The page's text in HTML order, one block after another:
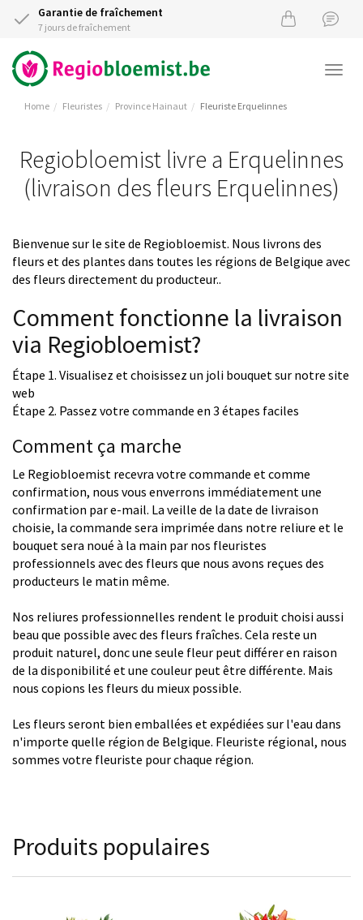
Garantie de fraîchement
7 jours de fraîchement
Home Fleuristes Province Hainaut Fleuriste Erquelinnes
Regiobloemist livre a Erquelinnes
(livraison des fleurs Erquelinnes)
Bienvenue sur le site de Regiobloemist. Nous livrons des
fleurs et des plantes dans toutes les régions de Belgique avec
des fleurs directement du producteur..
Comment fonctionne la livraison
via Regiobloemist?
Étape 1. Visualisez et choisissez un joli bouquet sur notre site
web
Étape 2. Passez votre commande en 3 étapes faciles
Comment ça marche
Le Regiobloemist recevra votre commande et comme
confirmation, nous vous enverrons immédiatement une
confirmation par e-mail. La veille de la date de livraison
choisie, la commande sera imprimée dans notre reliure et le
bouquet sera noué à la main par nos fleuristes
professionnels avec des fleurs que nous avons reçues des
producteurs le matin même.
Nos reliures professionnelles rendent le produit choisi aussi
beau que possible avec des fleurs fraîches. Cela reste un
produit naturel, donc une seule fleur peut différer en raison
de la disponibilité et une couleur peut être différente. Mais
nous copions les fleurs du mieux possible.
Les fleurs seront bien emballées et expédiées sur l'eau dans
n'importe quelle région de Belgique. Fleuriste régional, nous
sommes votre fleuriste pour chaque région.
Produits populaires